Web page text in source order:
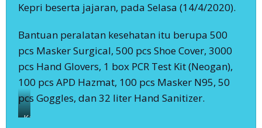
Kepri beserta jajaran, pada Selasa (14/4/2020).
Bantuan peralatan kesehatan itu berupa 500
pcs Masker Surgical, 500 pcs Shoe Cover, 3000
pcs Hand Glovers, 1 box PCR Test Kit (Neogan),
100 pcs APD Hazmat, 100 pcs Masker N95, 50
pcs Goggles, dan 32 liter Hand Sanitizer.
Kabid